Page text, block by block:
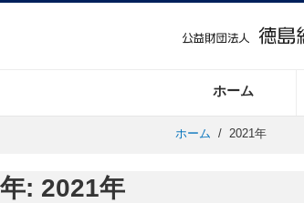
ホーム
ホーム / 2021年
年: 2021年